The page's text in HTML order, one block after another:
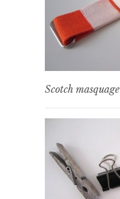
Scotch masquage